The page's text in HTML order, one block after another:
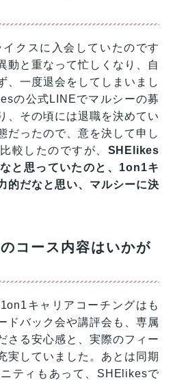
クスに入会していたのです
動と重なって忙しくなり、自
、一度退会をしてしまいまし
の公式LINEでマルシーの募
、その頃には退職を決めてい
だったので、意を決して申し
較したのですが、 SHElikes
と思っていたのと、1on1キ
的だなと思い、マルシーに決
コース内容はいかが
キャリアコーチングはも
ドバック会や講評会も、専属
さる安心感と、実際のフィー
実していました。あとは同期
ティもあって、SHElikesで